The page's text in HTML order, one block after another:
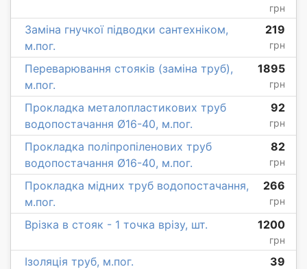
грн
Заміна гнучкої підводки сантехніком,
м.пог.
219
грн
Переварювання стояків (заміна труб),
м.пог.
1895
грн
Прокладка металопластикових труб
водопостачання Ø16-40, м.пог.
92
грн
Прокладка поліпропіленових труб
водопостачання Ø16-40, м.пог.
82
грн
Прокладка мідних труб водопостачання,
м.пог.
266
грн
Врізка в стояк - 1 точка врізу, шт. 1200
грн
Ізоляція труб, м.пог. 39